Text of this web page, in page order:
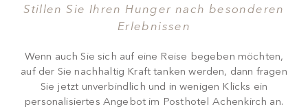
Stillen Sie Ihren Hunger nach besonderen
Erlebnissen
Wenn auch Sie sich auf eine Reise begeben möchten,
auf der Sie nachhaltig Kraft tanken werden, dann fragen
Sie jetzt unverbindlich und in wenigen Klicks ein
personalisiertes Angebot im Posthotel Achenkirch an.